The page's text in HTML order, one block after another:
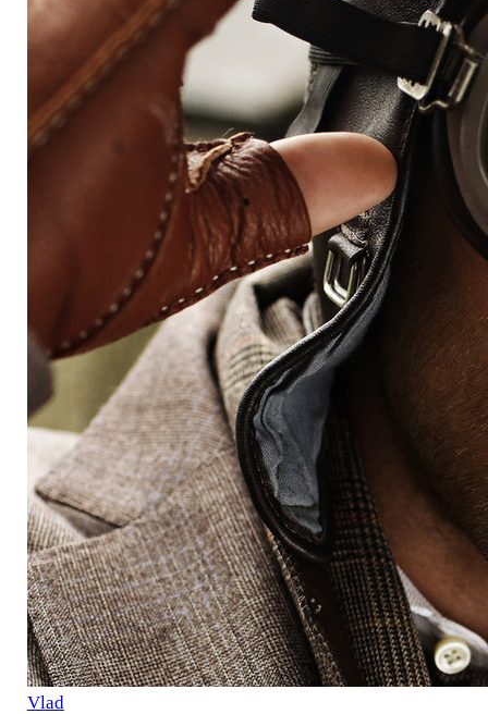
Vlad